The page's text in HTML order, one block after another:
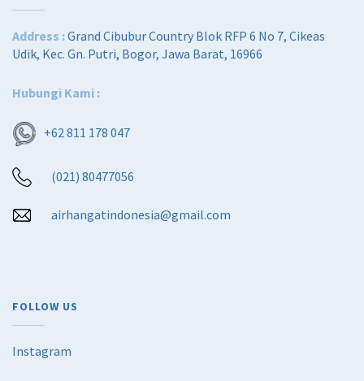
Address :Grand Cibubur Country Blok RFP 6 No 7, Cikeas
Udik, Kec. Gn. Putri, Bogor, Jawa Barat, 16966
Hubungi Kami :
+62 811 178 047
(021) 80477056
airhangatindonesia@gmail.com
FOLLOW US
Instagram